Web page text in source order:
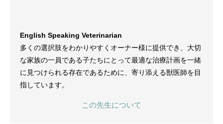
English Speaking Veterinarian
多くの選択肢をわかりやすくオーナー様に提供でき、大切
な家族の一員である子たちにとって最適な治療計画を一緒
に見つけられる存在であるために、寄り添える獣医師を目
指しています。
この先生について